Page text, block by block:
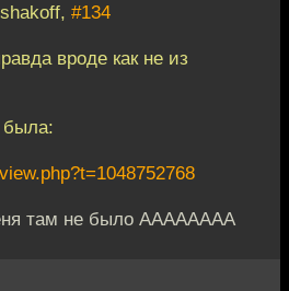
#134
вроде как не из
там не было АААААААА